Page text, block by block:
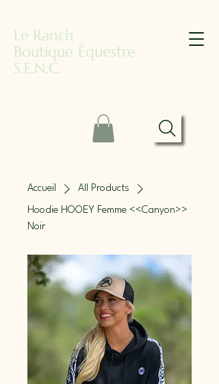
Le Ranch
Boutique Équestre
S.E.N.C.
Accueil All Products
Hoodie HOOEY Femme <<Canyon>>
Noir